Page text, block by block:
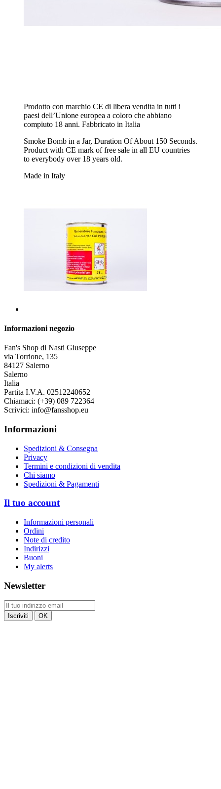
Prodotto con marchio CE di libera vendita in tutti i
paesi dell’Unione europea a coloro che abbiano
compiuto 18 anni. Fabbricato in Italia
Smoke Bomb in a Jar, Duration Of About 150 Seconds.
Product with CE mark of free sale in all EU countries
to everybody over 18 years old.
Made in Italy
Informazioni negozio
Fan's Shop di Nasti Giuseppe
via Torrione, 135
84127 Salerno
Salerno
Italia
Partita I.V.A. 02512240652
Chiamaci: (+39) 089 722364
Scrivici: info@fansshop.eu
Informazioni
Spedizioni & Consegna
Privacy
Termini e condizioni di vendita
Chi siamo
Spedizioni & Pagamenti
Il tuo account
Informazioni personali
Ordini
Note di credito
Indirizzi
Buoni
My alerts
Newsletter